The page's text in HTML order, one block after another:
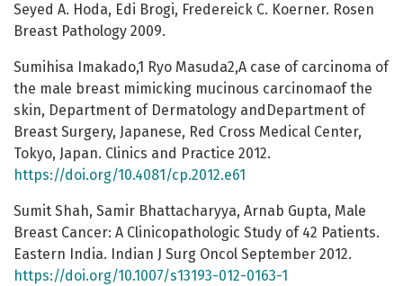
Seyed A. Hoda, Edi Brogi, Fredereick C. Koerner. Rosen
Breast Pathology 2009.
Sumihisa Imakado,1 Ryo Masuda2,A case of carcinoma of
the male breast mimicking mucinous carcinomaof the
skin, Department of Dermatology andDepartment of
Breast Surgery, Japanese, Red Cross Medical Center,
Tokyo, Japan. Clinics and Practice 2012.
https://doi.org/10.4081/cp.2012.e61
Sumit Shah, Samir Bhattacharyya, Arnab Gupta, Male
Breast Cancer: A Clinicopathologic Study of 42 Patients.
Eastern India. Indian J Surg Oncol September 2012.
https://doi.org/10.1007/s13193-012-0163-1